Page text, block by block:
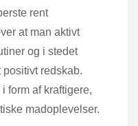
rent
at man aktivt
og i stedet
positivt redskab.
form af kraftigere,
madoplevelser.